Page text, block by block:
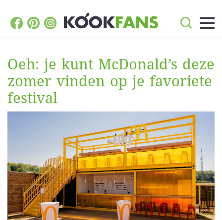
Oeh: je kunt McDonald’s deze
zomer vinden op je favoriete
festival